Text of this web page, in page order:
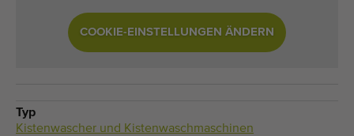
COOKIE-EINSTELLUNGEN ÄNDERN
Typ
Kistenwascher und Kistenwaschmaschinen